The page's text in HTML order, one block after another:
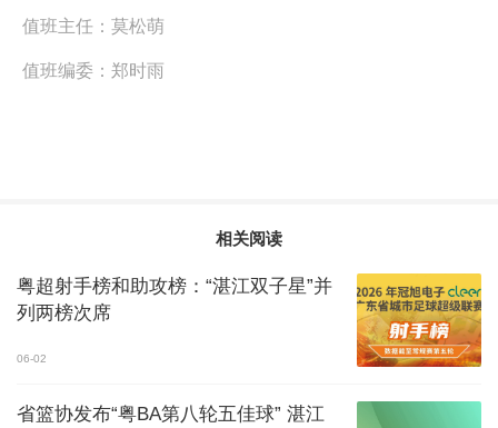
值班主任： 莫松萌
值班编委： 郑时雨
相关阅读
粤超射手榜和助攻榜：“湛江双子星”并
列两榜次席
06-02
省篮协发布“粤BA第八轮五佳球” 湛江